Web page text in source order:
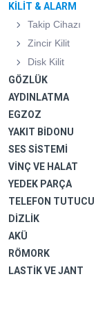
KILIT & ALARM
Takip Cihazı
Zincir Kilit
Disk Kilit
GÖZLÜK
AYDINLATMA
EGZOZ
YAKIT BIDONU
SES SISTEMI
VINÇ VE HALAT
YEDEK PARÇA
TELEFON TUTUCU
DIZLIK
AKÜ
RÖMORK
LASTIK VE JANT